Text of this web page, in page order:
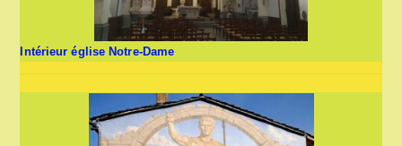
Intérieur église Notre-Dame